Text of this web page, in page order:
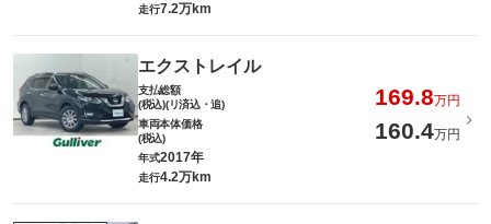
走行7.2万km
エクストレイル
支払総額
(税込)(リ済込・追)
169.8万円
車両本体価格
(税込)
160.4万円
年式2017年
走行4.2万km